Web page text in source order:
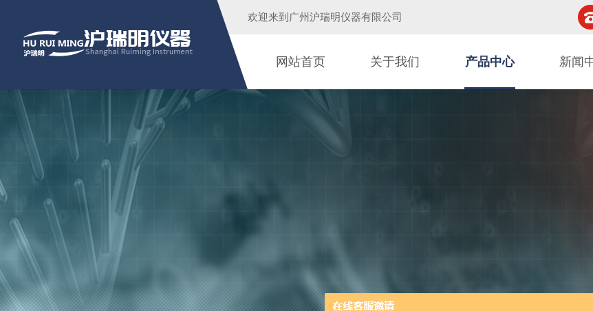
欢迎来到广州沪瑞明仪器有限公司
网站首页 关于我们 产品中心 新闻